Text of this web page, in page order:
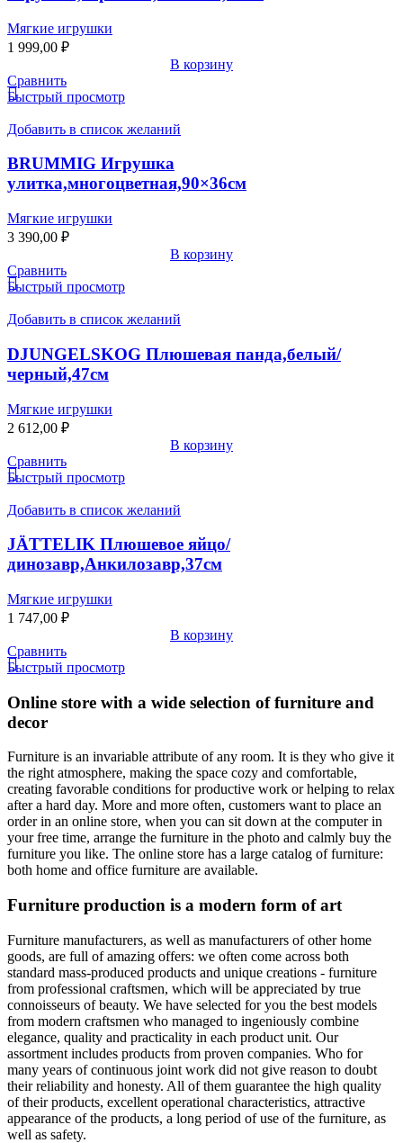
Мягкие игрушки
1 999,00 ₽
В корзину
Сравнить
Быстрый просмотр
Добавить в список желаний
BRUMMIG Игрушка
улитка,многоцветная,90×36см
Мягкие игрушки
3 390,00 ₽
В корзину
Сравнить
Быстрый просмотр
Добавить в список желаний
DJUNGELSKOG Плюшевая панда,белый/
черный,47см
Мягкие игрушки
2 612,00 ₽
В корзину
Сравнить
Быстрый просмотр
Добавить в список желаний
JÄTTELIK Плюшевое яйцо/
динозавр,Анкилозавр,37см
Мягкие игрушки
1 747,00 ₽
В корзину
Сравнить
Быстрый просмотр
Online store with a wide selection of furniture and
decor
Furniture is an invariable attribute of any room. It is they who give it
the right atmosphere, making the space cozy and comfortable,
creating favorable conditions for productive work or helping to relax
after a hard day. More and more often, customers want to place an
order in an online store, when you can sit down at the computer in
your free time, arrange the furniture in the photo and calmly buy the
furniture you like. The online store has a large catalog of furniture:
both home and office furniture are available.
Furniture production is a modern form of art
Furniture manufacturers, as well as manufacturers of other home
goods, are full of amazing offers: we often come across both
standard mass-produced products and unique creations - furniture
from professional craftsmen, which will be appreciated by true
connoisseurs of beauty. We have selected for you the best models
from modern craftsmen who managed to ingeniously combine
elegance, quality and practicality in each product unit. Our
assortment includes products from proven companies. Who for
many years of continuous joint work did not give reason to doubt
their reliability and honesty. All of them guarantee the high quality
of their products, excellent operational characteristics, attractive
appearance of the products, a long period of use of the furniture, as
well as safety.